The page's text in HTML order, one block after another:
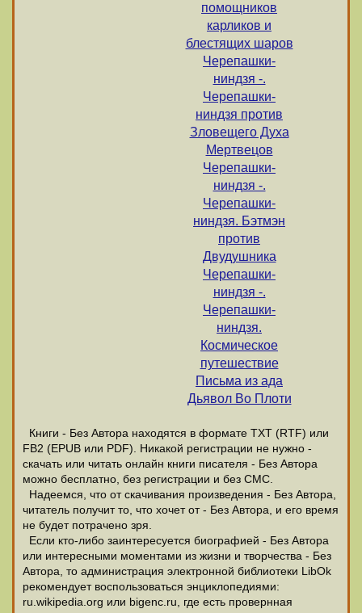
помощников
карликов и
блестящих шаров
Черепашки-
ниндзя -.
Черепашки-
ниндзя против
Зловещего Духа
Мертвецов
Черепашки-
ниндзя -.
Черепашки-
ниндзя. Бэтмэн
против
Двудушника
Черепашки-
ниндзя -.
Черепашки-
ниндзя.
Космическое
путешествие
Письма из ада
Дьявол Во Плоти
Книги - Без Автора находятся в формате ТХТ (RTF) или
FB2 (EPUB или PDF). Никакой регистрации не нужно -
скачать или читать онлайн книги писателя - Без Автора
можно бесплатно, без регистрации и без СМС.
Надеемся, что от скачивания произведения - Без Автора,
читатель получит то, что хочет от - Без Автора, и его время
не будет потрачено зря.
Если кто-либо заинтересуется биографией - Без Автора
или интересными моментами из жизни и творчества - Без
Автора, то администрация электронной библиотеки LibOk
рекомендует воспользоваться энциклопедиями:
ru.wikipedia.org или bigenc.ru, где есть провернная